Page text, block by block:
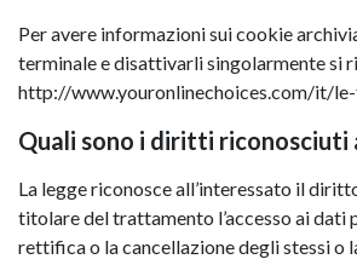
Per avere informazioni sui cookie
terminale e disattivarli singolarmente si
http://www.youronlinechoices.com/it/
Quali sono i diritti riconosciuti
La legge riconosce all’interessato il
titolare del trattamento l’accesso ai dati
rettifica o la cancellazione degli stessi o